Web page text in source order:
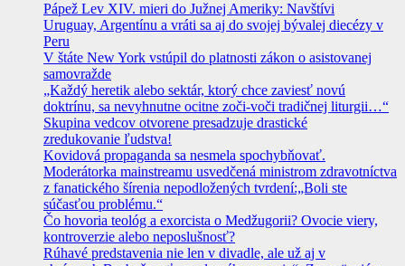
Pápež Lev XIV. mieri do Južnej Ameriky: Navštívi
Uruguay, Argentínu a vráti sa aj do svojej bývalej diecézy v
Peru
V štáte New York vstúpil do platnosti zákon o asistovanej
samovražde
„Každý heretik alebo sektár, ktorý chce zaviesť novú
doktrínu, sa nevyhnutne ocitne zoči-voči tradičnej liturgii…“
Skupina vedcov otvorene presadzuje drastické
zredukovanie ľudstva!
Kovidová propaganda sa nesmela spochybňovať.
Moderátorka mainstreamu usvedčená ministrom zdravotníctva
z fanatického šírenia nepodložených tvrdení:„Boli ste
súčasťou problému.“
Čo hovoria teológ a exorcista o Medžugorii? Ovocie viery,
kontroverzie alebo neposlušnosť?
Rúhavé predstavenia nie len v divadle, ale už aj v